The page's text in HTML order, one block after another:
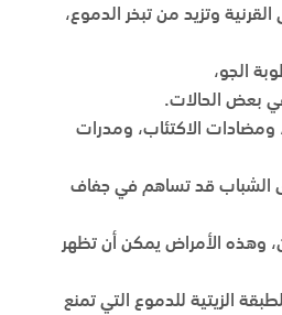
وتزيد من تبخر الدموع،
الجو،
في بعض الحالات.
الاكتئاب، ومدرات
الشباب قد تساهم في جفاف
وهذه الأمراض يمكن أن تظهر
الزيتية للدموع التي تمنع